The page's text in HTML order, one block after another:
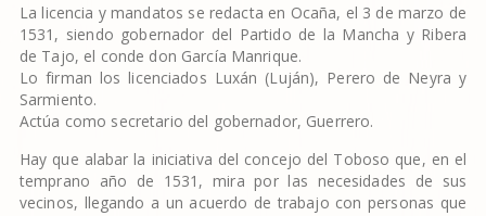
La licencia y mandatos se redacta en Ocaña, el 3 de marzo de
1531, siendo gobernador del Partido de la Mancha y Ribera
de Tajo, el conde don García Manrique.
Lo firman los licenciados Luxán (Luján), Perero de Neyra y
Sarmiento.
Actúa como secretario del gobernador, Guerrero.
Hay que alabar la iniciativa del concejo del Toboso que, en el
temprano año de 1531, mira por las necesidades de sus
vecinos, llegando a un acuerdo de trabajo con personas que